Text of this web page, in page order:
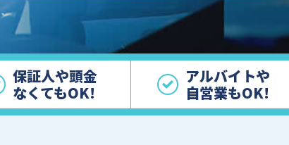
保証人や頭金
なくてもOK!
アルバイトや
自営業もOK!